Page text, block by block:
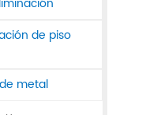
de piso
metal